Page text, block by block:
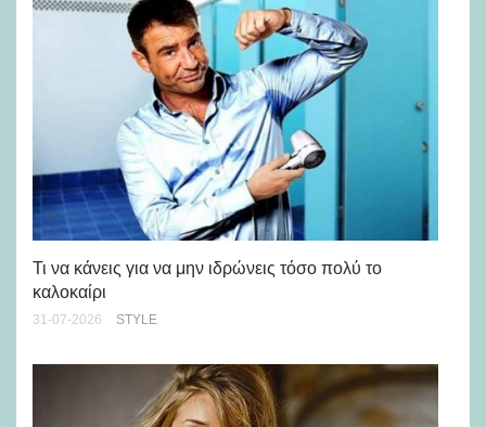
Τι να κάνεις για να μην ιδρώνεις τόσο πολύ το
καλοκαίρι
31-07-2026 STYLE